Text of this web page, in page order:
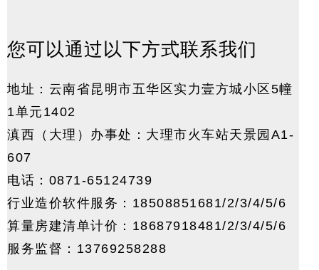
您可以通过以下方式联系我们
地址：云南省昆明市五华区实力壹方城小区5幢
1单元1402
滇西（大理）办事处：大理市火车站天景园A1-
607
电话：0871-65124739
行业造价软件服务：18508851681/2/3/4/5/6
算量房建清单计价：18687918481/2/3/4/5/6
服务监督：13769258288